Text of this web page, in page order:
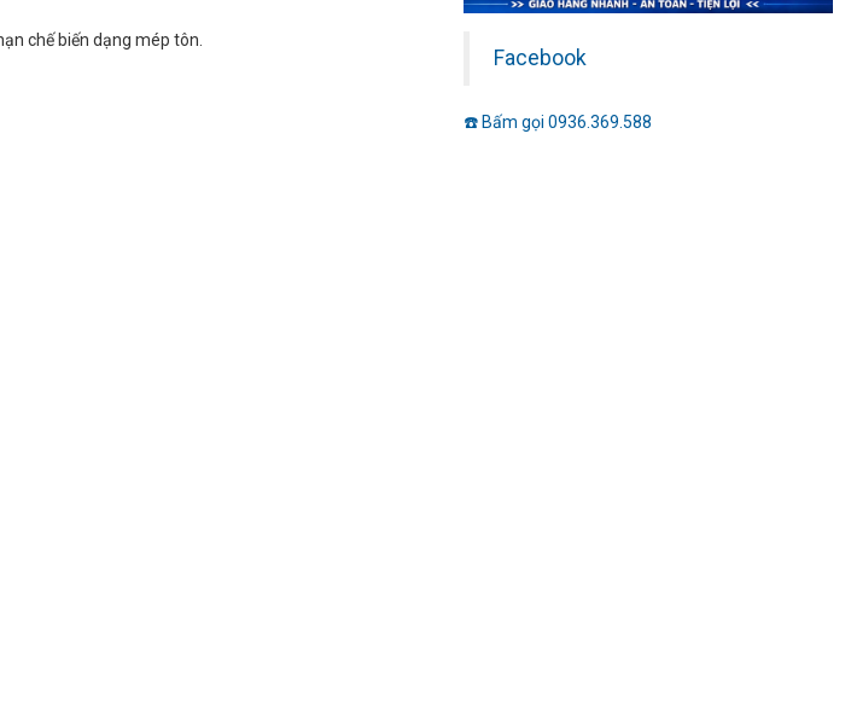
chế biến dạng mép tôn.
Facebook
☎️ Bấm gọi 0936.369.588